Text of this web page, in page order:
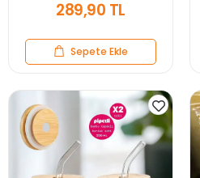
289,90 TL
Sepete Ekle